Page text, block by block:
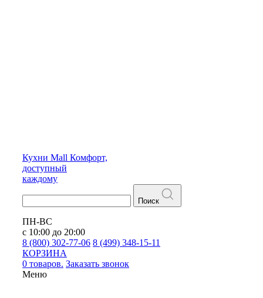
Кухни Mall Комфорт,
доступный
каждому
Поиск
ПН-ВС
с 10:00 до 20:00
8 (800) 302-77-06 8 (499) 348-15-11
КОРЗИНА
0 товаров. Заказать звонок
Меню